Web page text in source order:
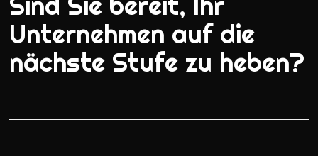
Unternehmen auf die
nächste Stufe zu heben?